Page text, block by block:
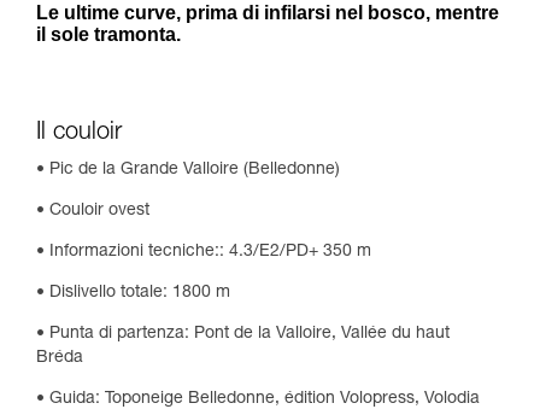
Le ultime curve, prima di infilarsi nel bosco, mentre
il sole tramonta.
Il couloir
• Pic de la Grande Valloire (Belledonne)
• Couloir ovest
• Informazioni tecniche:: 4.3/E2/PD+ 350 m
• Dislivello totale: 1800 m
• Punta di partenza: Pont de la Valloire, Vallée du haut
Bréda
• Guida: Toponeige Belledonne, édition Volopress, Volodia